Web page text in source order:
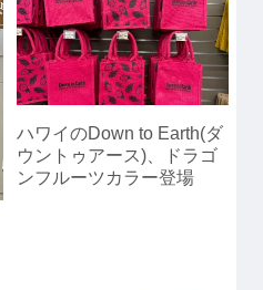
ハワイのDown to Earth(ダ
ウントゥアース)、ドラゴ
ンフルーツカラー登場